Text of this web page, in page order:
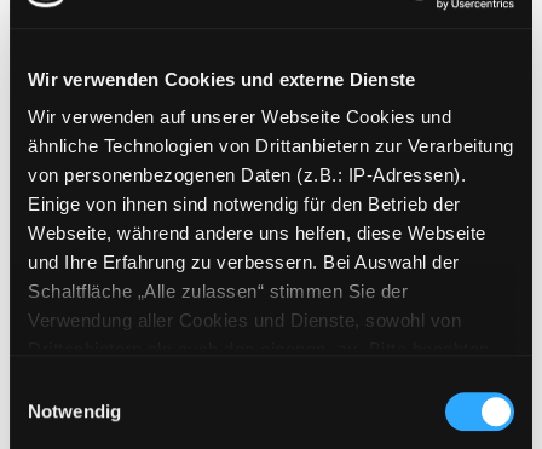
Wir verwenden Cookies und externe Dienste
Wir verwenden auf unserer Webseite Cookies und
ähnliche Technologien von Drittanbietern zur Verarbeitung
von personenbezogenen Daten (z.B.: IP-Adressen).
Einige von ihnen sind notwendig für den Betrieb der
Webseite, während andere uns helfen, diese Webseite
und Ihre Erfahrung zu verbessern. Bei Auswahl der
Schaltfläche „Alle zulassen“ stimmen Sie der
Verwendung aller Cookies und Dienste, sowohl von
Cookies von Drittanbietern, eine Verarbeitung in
unsicheren Drittländern (Länder außerhalb des EWR
Notwendig
School Scout
Mediengruppe: eBook
Kurzgeschichte
Themenkomplex Freundschaft,
Konflikt, Schule
Suche nach diesem Verfasser
Jahr:2006 Verlag:School Scout
Mediengruppe:eBook
Kopfnoten statt Kopfnüsse